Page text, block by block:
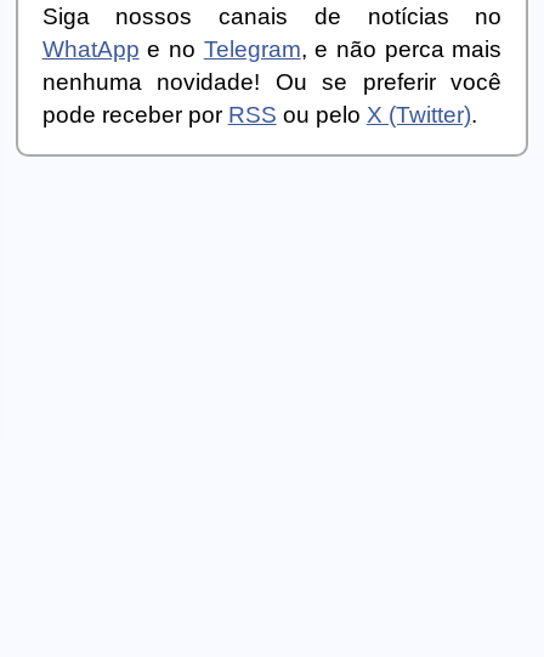
Siga nossos canais de notícias no
WhatApp e no Telegram, e não perca mais
nenhuma novidade! Ou se preferir você
pode receber por RSS ou pelo X (Twitter).